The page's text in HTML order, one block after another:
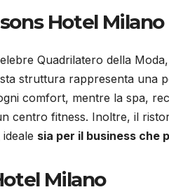
Hotel Milano
Quadrilatero della
struttura rappresenta una
comfort, mentre la spa,
centro fitness. Inoltre, il
sia per il business che
Milano